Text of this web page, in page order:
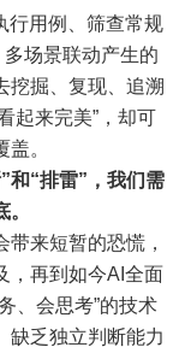
行用例、筛查常规
场景联动产生的
挖掘、复现、追溯
起来完美”，却可
。
和“排雷”，我们需
来短暂的恐慌，
，再到如今AI全面
、会思考”的技术
缺乏独立判断能力